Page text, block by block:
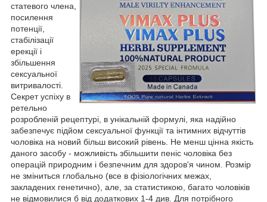
статевого члена,
посилення
потенції,
стабілізації
ерекції і
збільшення
сексуальної
витривалості.
Секрет успіху в
ретельно
розробленій рецептурі, в унікальній формулі, яка надійно
забезпечує підйом сексуальної функції та інтимних відчуттів
чоловіка на новий більш високий рівень. Не менш цінна якість
даного засобу - можливість збільшити пеніс чоловіка без
операцій природним і безпечним для здоров'я чином. Розмір
не зміниться глобально (все в фізіологічних межах,
закладених генетично), але, за статистикою, багато чоловіків
не відмовилися б від додаткових 1-4 див. Для потрібного